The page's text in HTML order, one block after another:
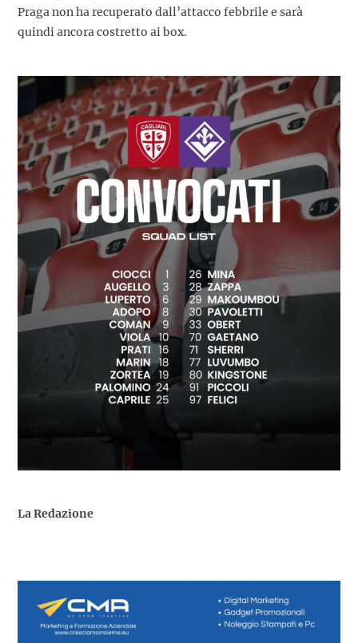
Praga non ha recuperato dall’attacco febbrile e sarà
quindi ancora costretto ai box.
La Redazione